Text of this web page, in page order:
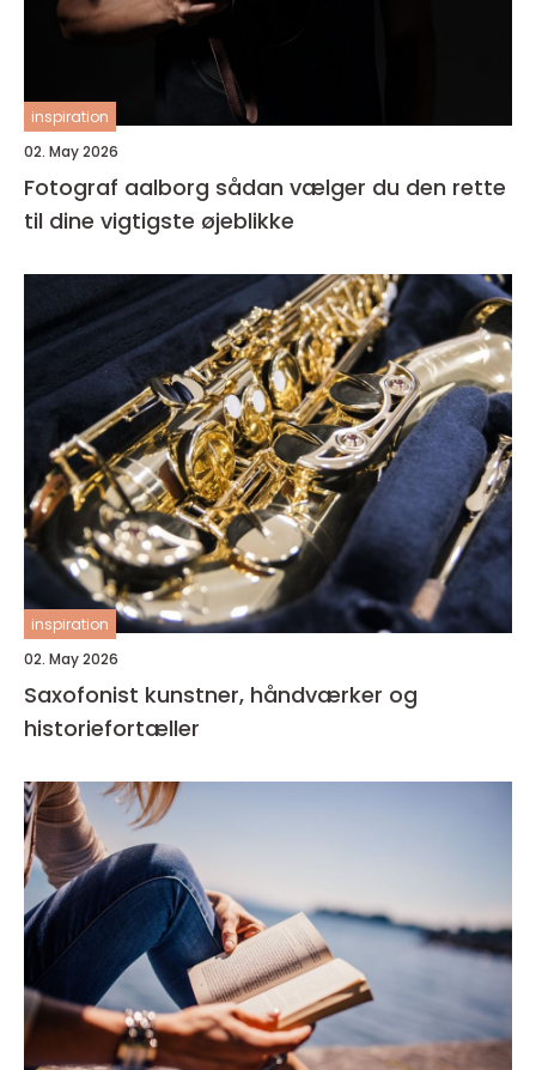
inspiration
02. May 2026
Fotograf aalborg sådan vælger du den rette
til dine vigtigste øjeblikke
inspiration
02. May 2026
Saxofonist kunstner, håndværker og
historiefortæller